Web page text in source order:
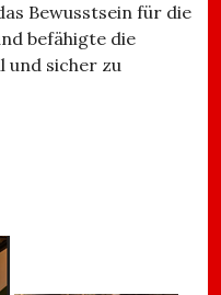
Bewusstsein für die
befähigte die
und sicher zu